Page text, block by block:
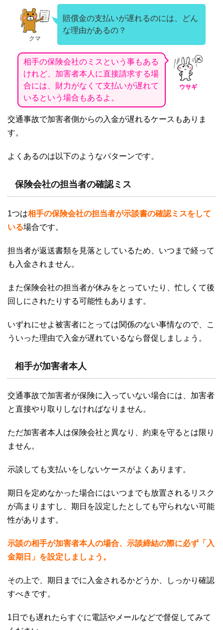
クマ
賠償金の支払いが遅れるのには、どん
な理由があるの？
ウサギ
相手の保険会社のミスという事もある
けれど、加害者本人に直接請求する場
合には、財力がなくて支払いが遅れて
いるという場合もあるよ。
交通事故で加害者側からの入金が遅れるケースもありま
す。
よくあるのは以下のようなパターンです。
保険会社の担当者の確認ミス
1つは相手の保険会社の担当者が示談書の確認ミスをして
いる場合です。
担当者が返送書類を見落としているため、いつまで経って
も入金されません。
また保険会社の担当者が休みをとっていたり、忙しくて後
回しにされたりする可能性もあります。
いずれにせよ被害者にとっては関係のない事情なので、こ
ういった理由で入金が遅れているなら督促しましょう。
相手が加害者本人
交通事故で加害者が保険に入っていない場合には、加害者
と直接やり取りしなければなりません。
ただ加害者本人は保険会社と異なり、約束を守るとは限り
ません。
示談しても支払いをしないケースがよくあります。
期日を定めなかった場合にはいつまでも放置されるリスク
が高まりますし、期日を設定したとしても守られない可能
性があります。
示談の相手が加害者本人の場合、示談締結の際に必ず「入
金期日」を設定しましょう。
その上で、期日までに入金されるかどうか、しっかり確認
すべきです。
1 日でも遅れたらすぐに電話やメールなどで督促してみて